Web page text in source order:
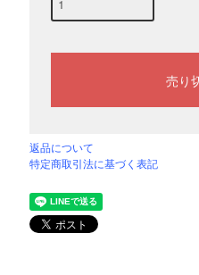
返品について
特定商取引法に基づく表記